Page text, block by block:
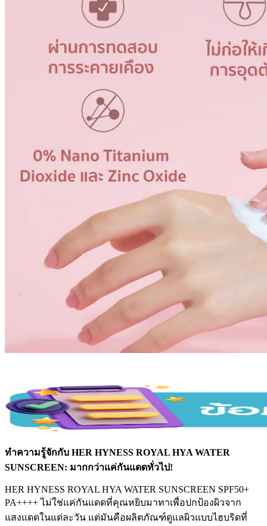
ทำความรู้จักกับ HER HYNESS ROYAL HYA WATER
SUNSCREEN: มากกว่าแค่กันแดดทั่วไป!
HER HYNESS ROYAL HYA WATER SUNSCREEN SPF50+
PA++++ ไม่ใช่แค่กันแดดที่คุณหยิบมาทาเพื่อปกป้องผิวจาก
แสงแดดในแต่ละวัน แต่มันคือผลิตภัณฑ์ดูแลผิวแบบไฮบริดที่